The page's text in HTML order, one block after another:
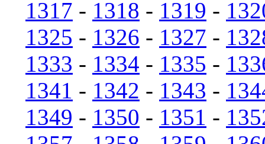
1317 - 1318 - 1319 -
1325 - 1326 - 1327 -
1333 - 1334 - 1335 -
1341 - 1342 - 1343 -
1349 - 1350 - 1351 -